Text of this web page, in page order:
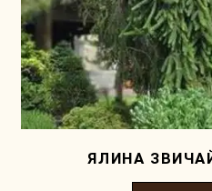
ЯЛИНА